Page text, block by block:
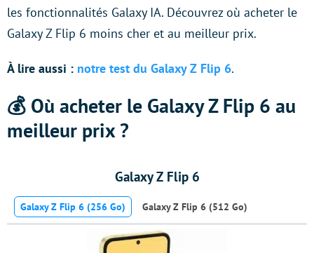
les fonctionnalités Galaxy IA. Découvrez où acheter le
Galaxy Z Flip 6 moins cher et au meilleur prix.
À lire aussi : notre test du Galaxy Z Flip 6.
💰 Où acheter le Galaxy Z Flip 6 au
meilleur prix ?
Galaxy Z Flip 6
Galaxy Z Flip 6 (256 Go) Galaxy Z Flip 6 (512 Go)